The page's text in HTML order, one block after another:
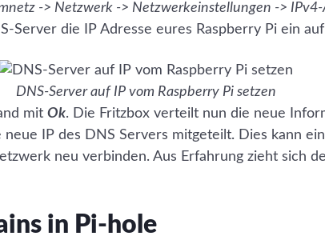
-> Netzwerk -> Netzwerkeinstellungen -> IPv4-
Server die IP Adresse eures Raspberry Pi ein
DNS-Server auf IP vom Raspberry Pi setzen
mit Ok. Die Fritzbox verteilt nun die neue
IP des DNS Servers mitgeteilt. Dies kann
neu verbinden. Aus Erfahrung zieht sich
in Pi-hole